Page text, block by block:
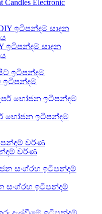
Candles Electronic
ඉටිපන්දම් සාදන
ඉටිපන්දම්
භෝජන ඉටිපන්දම්
වර්ණ
ඉටිපන්දම්